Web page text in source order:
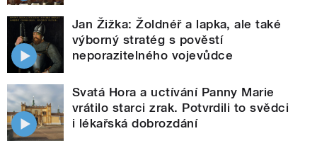
Jan Žižka: Žoldnéř a lapka, ale také
výborný stratég s pověstí
neporazitelného vojevůdce
Svatá Hora a uctívání Panny Marie
vrátilo starci zrak. Potvrdili to svědci
i lékařská dobrozdání